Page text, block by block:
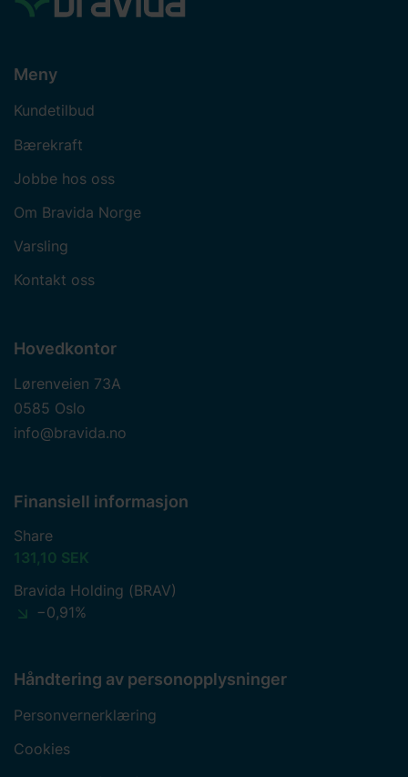
Meny
Kundetilbud
Bærekraft
Jobbe hos oss
Om Bravida Norge
Varsling
Kontakt oss
Hovedkontor
Lørenveien 73A
0585 Oslo
info@bravida.no
Finansiell informasjon
Share
131,10 SEK
Bravida Holding (BRAV)
−0,91%
Håndtering av personopplysninger
Personvernerklæring
Cookies